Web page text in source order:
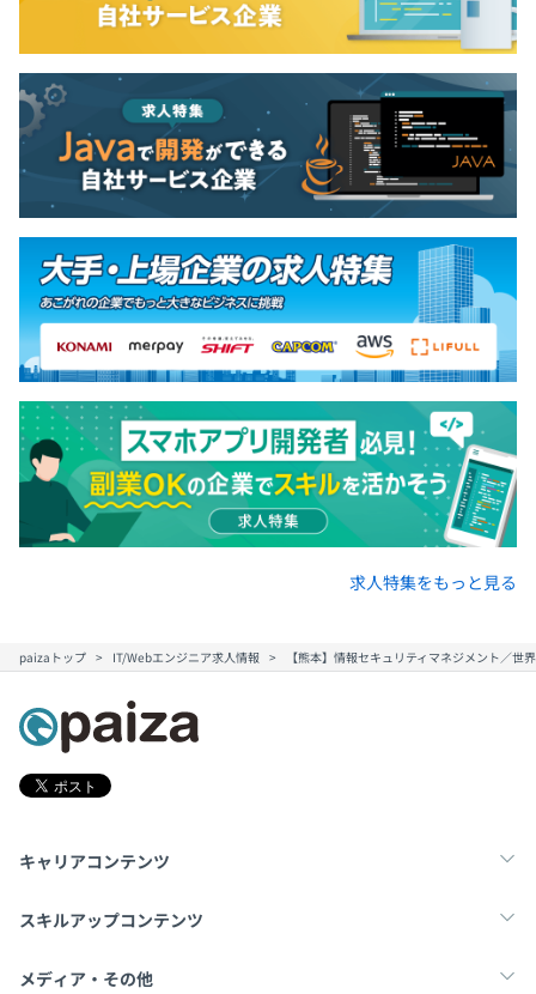
求人特集をもっと見る
paizaトップ IT/Webエンジニア求人情報 【熊本】情報セキュリティマネジメント／世
キャリアコンテンツ
転職・キャリア
スキルアップコンテンツ
学習
メディア・その他